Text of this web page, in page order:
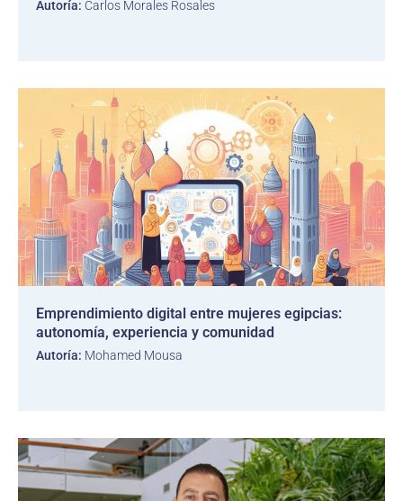
Autoría: Carlos Morales Rosales
Emprendimiento digital entre mujeres egipcias:
autonomía, experiencia y comunidad
Autoría: Mohamed Mousa